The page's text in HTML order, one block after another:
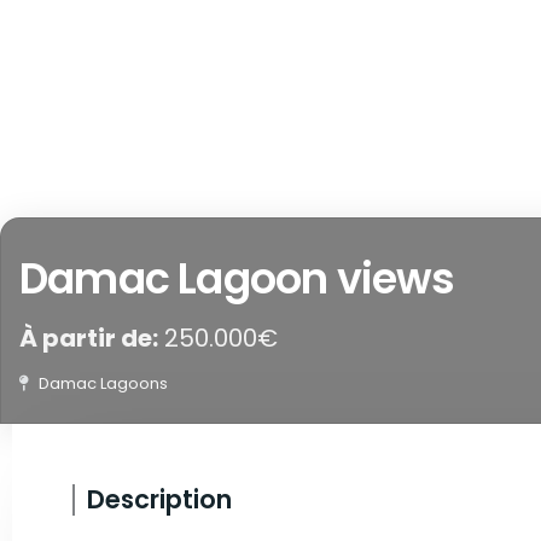
Damac Lagoon views
À partir de: 250.000€
Damac Lagoons
Description